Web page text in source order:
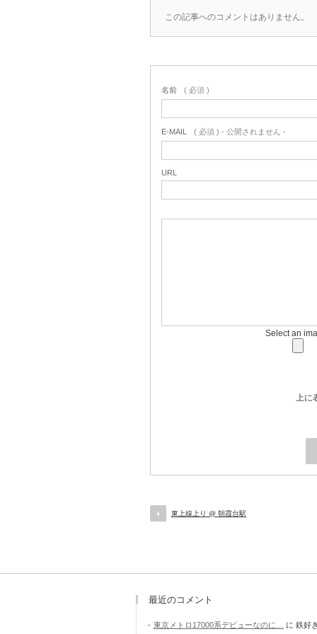
この記事へのコメントはありません。
名前 ( 必須 )
E-MAIL ( 必須 ) - 公開されません -
URL
Select an
上に
東上線上り @ 朝霞台駅
最近のコメント
東京メトロ17000系デビューなのに… に 鉄好